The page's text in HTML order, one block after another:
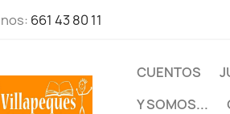
661 43 80 11
CUENTOS
Y SOMOS...